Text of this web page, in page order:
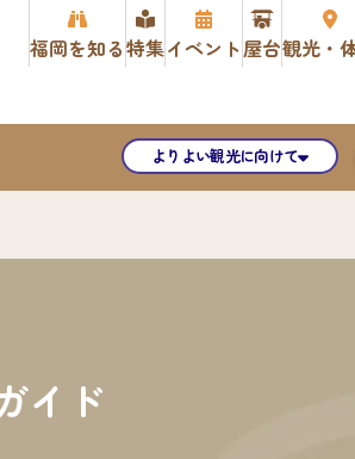
福岡を知る特集イベント屋台観光・
よりよい観光に向けて
イド